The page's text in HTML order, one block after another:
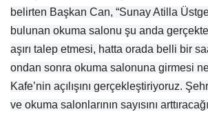
belirten Başkan Can, “Sunay Atilla
bulunan okuma salonu şu anda
aşırı talep etmesi, hatta orada belli bir
ondan sonra okuma salonuna girmesi
Kafe’nin açılışını gerçekleştiriyoruz.
ve okuma salonlarının sayısını